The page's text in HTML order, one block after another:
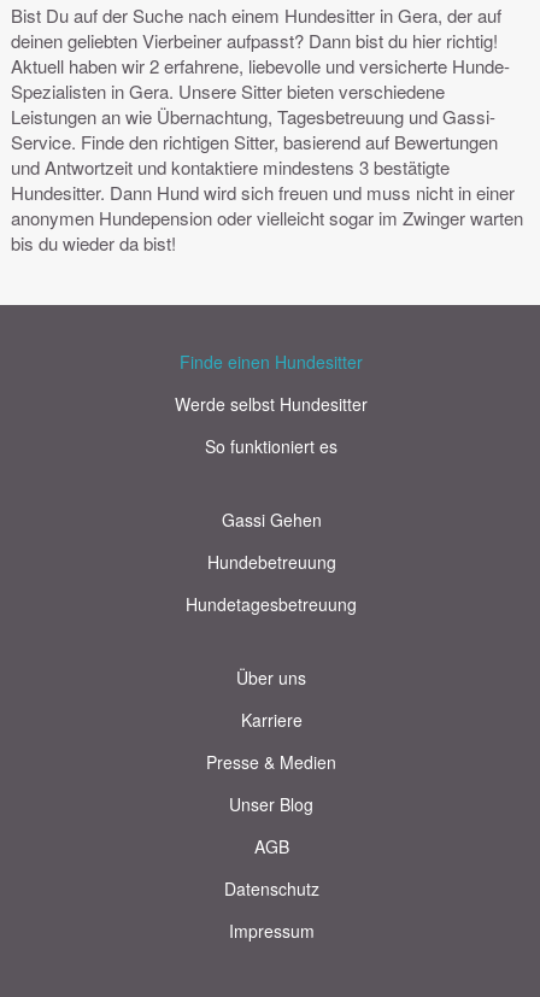
Bist Du auf der Suche nach einem Hundesitter in Gera, der auf
deinen geliebten Vierbeiner aufpasst? Dann bist du hier richtig!
Aktuell haben wir 2 erfahrene, liebevolle und versicherte Hunde-
Spezialisten in Gera. Unsere Sitter bieten verschiedene
Leistungen an wie Übernachtung, Tagesbetreuung und Gassi-
Service. Finde den richtigen Sitter, basierend auf Bewertungen
und Antwortzeit und kontaktiere mindestens 3 bestätigte
Hundesitter. Dann Hund wird sich freuen und muss nicht in einer
anonymen Hundepension oder vielleicht sogar im Zwinger warten
bis du wieder da bist!
Finde einen Hundesitter
Werde selbst Hundesitter
So funktioniert es
Gassi Gehen
Hundebetreuung
Hundetagesbetreuung
Über uns
Karriere
Presse & Medien
Unser Blog
AGB
Datenschutz
Impressum